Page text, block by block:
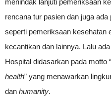
rencana tur pasien dan juga
seperti pemeriksaan kesehatan
kecantikan dan lainnya. Lalu
Hospital didasarkan pada motto “
health” yang menawarkan
dan humanity.